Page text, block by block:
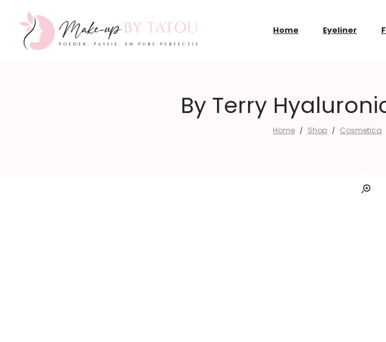
Home Eyeliner
By Terry
Home / Shop / Cosmetica